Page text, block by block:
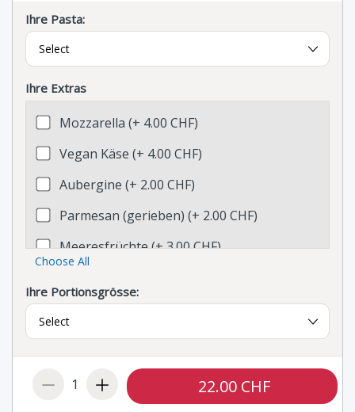
Ihre Pasta:
Ihre Extras
Mozzarella (+ 4.00 CHF)
Vegan Käse (+ 4.00 CHF)
Aubergine (+ 2.00 CHF)
Parmesan (gerieben) (+ 2.00 CHF)
Meeresfrüchte (+ 3.00 CHF)
Broccoli (+ 2.00 CHF)
Curry Poulet (+ 3.00 CHF)
Thon (+ 3.00 CHF)
Sugo (+ 1.00 CHF)
Choose All
Ihre Portionsgrösse:
1 22.00 CHF